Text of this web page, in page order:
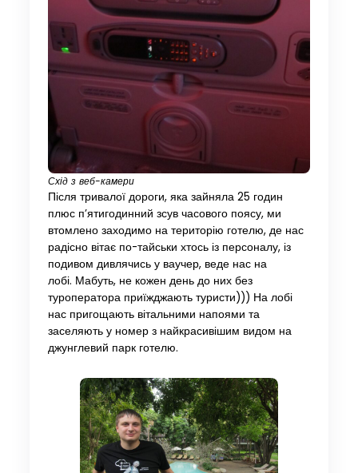
Схід з веб-камери
Після тривалої дороги, яка зайняла 25 годин
плюс п’ятигодинний зсув часового поясу, ми
втомлено заходимо на територію готелю, де нас
радісно вітає по-тайськи хтось із персоналу, із
подивом дивлячись у ваучер, веде нас на
лобі. Мабуть, не кожен день до них без
туроператора приїжджають туристи))) На лобі
нас пригощають вітальними напоями та
заселяють у номер з найкрасивішим видом на
джунглевий парк готелю.